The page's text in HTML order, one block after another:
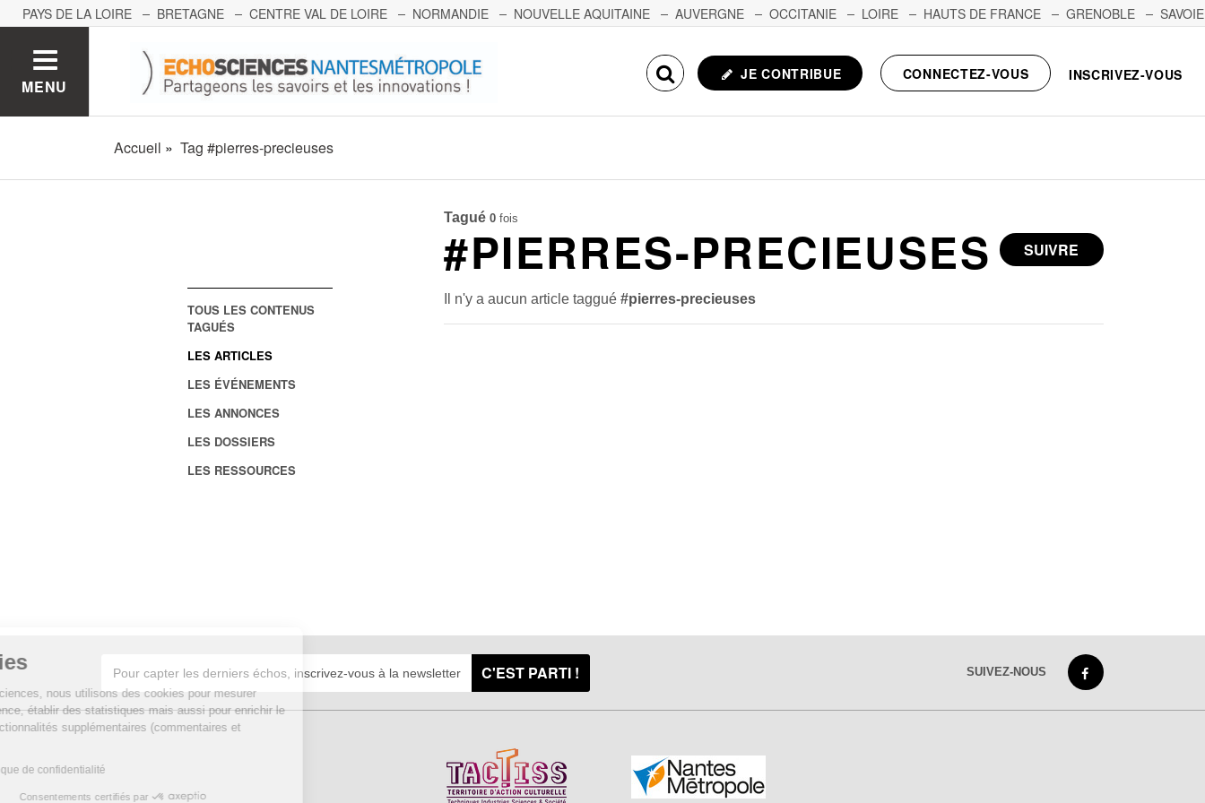
Sur Echosciences, nous utilisons des cookies pour mesurer
notre audience, établir des statistiques mais aussi pour enrichir le
site de fonctionnalités supplémentaires (commentaires et
Lire la politique de confidentialité
Consentements certifiés par
PAYS DE LA LOIRE BRETAGNE CENTRE VAL DE LOIRE NORMANDIE NOUVELLE AQUITAINE AUVERGNE OCCITANIE LOIRE HAUTS DE FRANCE GRENOBLE
SAVOIE
MENU
JE CONTRIBUE CONNECTEZ-VOUS INSCRIVEZ-VOUS
Accueil Tag #pierres-precieuses
TOUS LES CONTENUS
TAGUÉS
LES ARTICLES
LES ÉVÉNEMENTS
LES ANNONCES
LES DOSSIERS
LES RESSOURCES
Tagué 0 fois
SUIVRE
#PIERRES-PRECIEUSES
Il n'y a aucun article taggué#pierres-precieuses
C'EST PARTI ! SUIVEZ-NOUS